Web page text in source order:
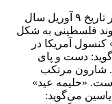
مسلمی نائینی بیان کرد:کشتار دیر یاسین در تاریخ ۹ آوریل سال
پیوست و ۲۵۰ الی ۳۶۰ شهروند فلسطینی به شکل
آمریکا در
دست و پای
شارون مرتکب
«حلیمه عید»
می‌گوید: